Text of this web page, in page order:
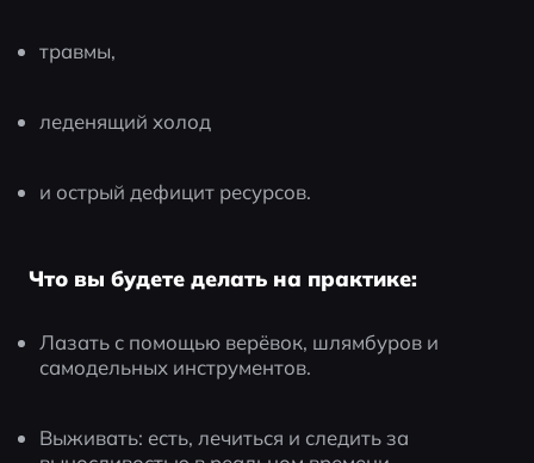
травмы,
леденящий холод
и острый дефицит ресурсов.
Что вы будете делать на практике:
Лазать с помощью верёвок, шлямбуров и
самодельных инструментов.
Выживать: есть, лечиться и следить за